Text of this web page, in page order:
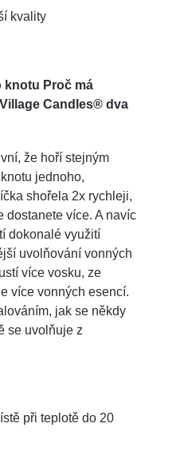
kvality
knotu Proč má
Candles® dva
že hoří stejným
jednoho,
shořela 2x rychleji,
dostanete více. A navíc
dokonalé využití
uvolňování vonných
více vosku, ze
více vonných esencí.
jak se někdy
se uvolňuje z
při teplotě do 20